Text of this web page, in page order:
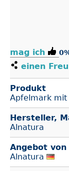
mag ich
einen
Produkt
Apfelmark mit
Hersteller,
Alnatura
Angebot von
Alnatura